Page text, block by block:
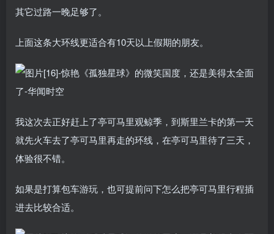
其它过路一晚足够了。
上面这条大环线更适合有10天以上假期的朋友。
我这次去正好赶上了亭可马里观鲸季，到斯里兰卡的第一天
就先火车去了亭可马里再走的环线，在亭可马里待了三天，
体验很不错。
如果是打算包车游玩，也可提前问下怎么把亭可马里行程插
进去比较合适。